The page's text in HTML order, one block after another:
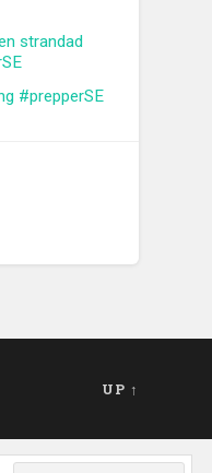
strandad
#prepperSE
UP ↑